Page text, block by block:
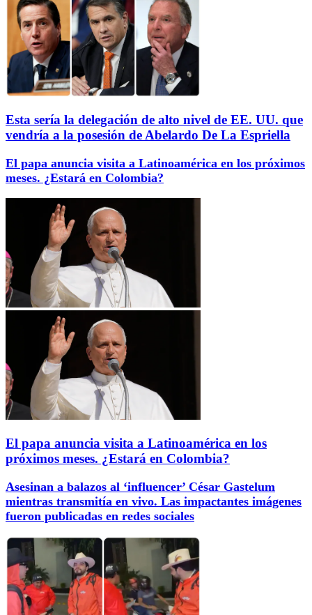
Esta sería la delegación de alto nivel de EE. UU. que
vendría a la posesión de Abelardo De La Espriella
El papa anuncia visita a Latinoamérica en los próximos
meses. ¿Estará en Colombia?
El papa anuncia visita a Latinoamérica en los
próximos meses. ¿Estará en Colombia?
Asesinan a balazos al ‘influencer’ César Gastelum
mientras transmitía en vivo. Las impactantes imágenes
fueron publicadas en redes sociales